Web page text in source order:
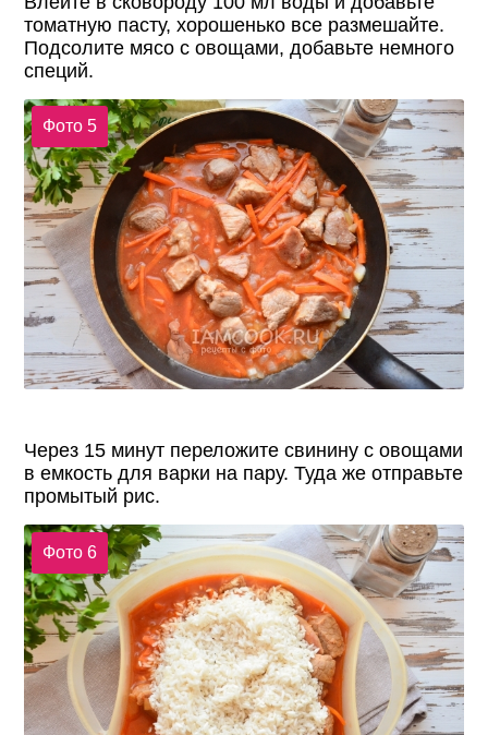
томатную пасту, хорошенько все размешайте.
Подсолите мясо с овощами, добавьте немного
специй.
Фото 5
Через 15 минут переложите свинину с овощами
в емкость для варки на пару. Туда же отправьте
промытый рис.
Фото 6